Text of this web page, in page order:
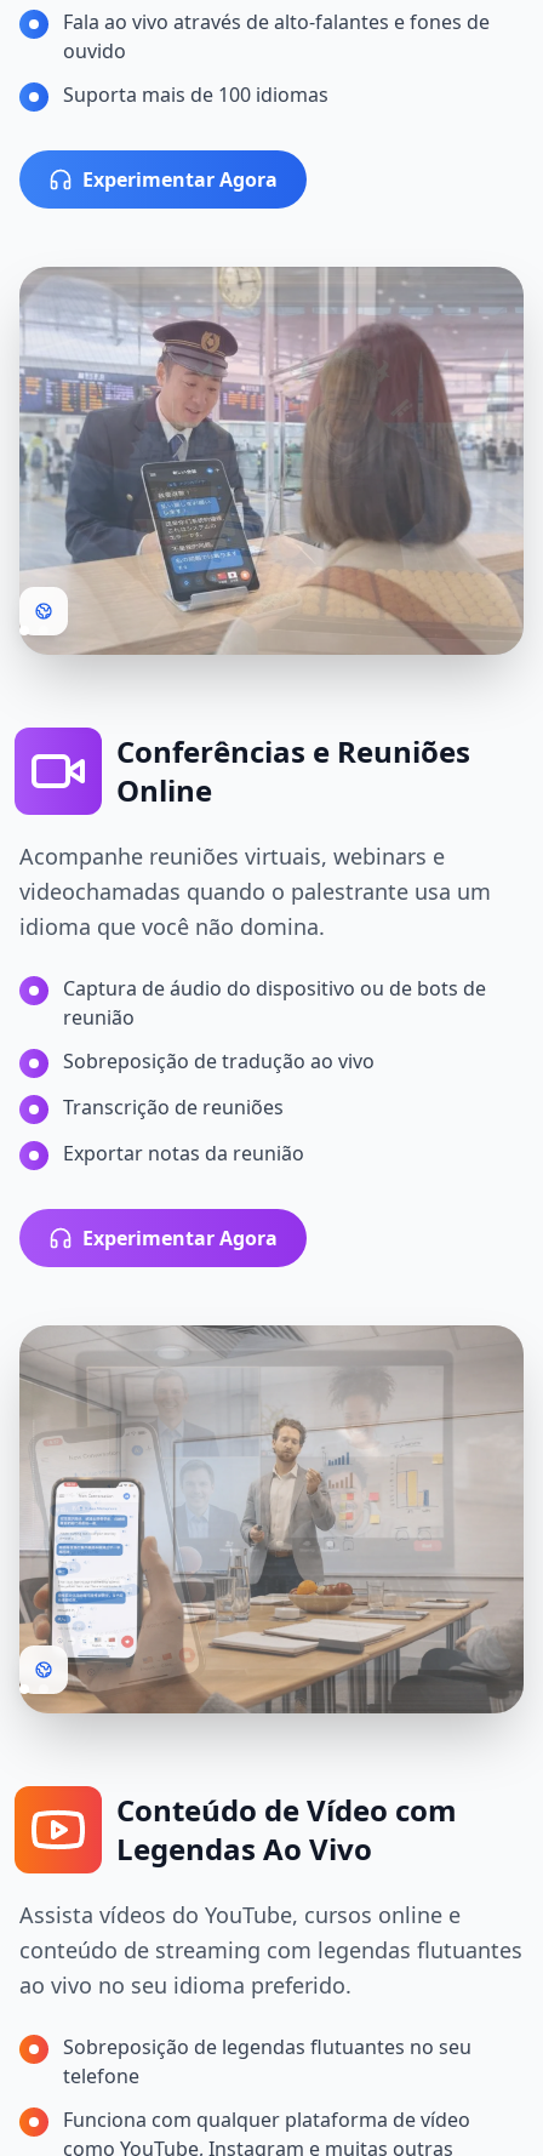
Fala ao vivo através de alto-falantes e fones de
ouvido
Suporta mais de 100 idiomas
Experimentar Agora
Conferências e Reuniões
Online
Acompanhe reuniões virtuais, webinars e
videochamadas quando o palestrante usa um
idioma que você não domina.
Captura de áudio do dispositivo ou de bots de
reunião
Sobreposição de tradução ao vivo
Transcrição de reuniões
Exportar notas da reunião
Experimentar Agora
Conteúdo de Vídeo com
Legendas Ao Vivo
Assista vídeos do YouTube, cursos online e
conteúdo de streaming com legendas flutuantes
ao vivo no seu idioma preferido.
Sobreposição de legendas flutuantes no seu
telefone
Funciona com qualquer plataforma de vídeo
como YouTube, Instagram e muitas outras